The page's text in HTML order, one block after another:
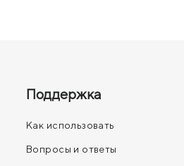
Поддержка
Как использовать
Вопросы и ответы